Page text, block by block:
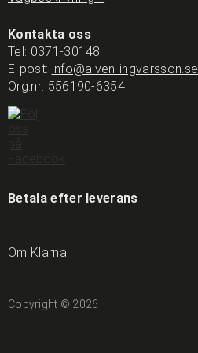
Kontakta oss
Tel: 0371-30148
E-post: info@alven-ingvarsson.se
Org.nr: 556190-6354
Betala efter leverans
Om Klarna
Copyright © 2026